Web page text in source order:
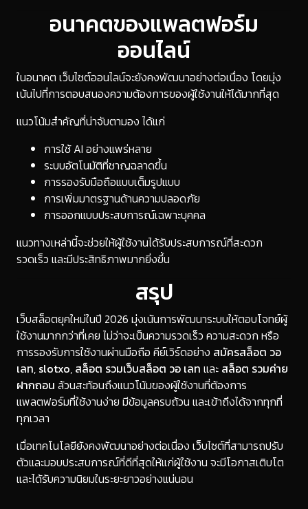
อนาคตของแพลตฟอร์ม
ออนไลน์
ในอนาคต เว็บไซต์ออนไลน์จะยังคงพัฒนาอย่างต่อเนื่อง โดยมุ่ง
เน้นไปที่การตอบสนองความต้องการของผู้ใช้งานให้ได้มากที่สุด
แนวโน้มสำคัญที่น่าจับตามอง ได้แก่
การใช้ AI อย่างแพร่หลาย
ระบบอัตโนมัติที่ชาญฉลาดขึ้น
การรองรับมือถือแบบเต็มรูปแบบ
การเพิ่มมาตรฐานด้านความปลอดภัย
การออกแบบประสบการณ์เฉพาะบุคคล
แนวทางเหล่านี้จะช่วยให้ผู้ใช้งานได้รับประสบการณ์ที่สะดวก
รวดเร็ว และมีประสิทธิภาพมากยิ่งขึ้น
สรุป
เว็บสล็อตยุคใหม่ในปี 2026 มุ่งเน้นการพัฒนาระบบให้ตอบโจทย์ผู้
ใช้งานมากกว่าที่เคย ไม่ว่าจะเป็นความรวดเร็ว ความสะดวก หรือ
การรองรับการใช้งานผ่านมือถือ คีย์เวิร์ดอย่าง สมัครสล็อต วอ
เลท, slotxo, สล็อต รวมเว็บสล็อต วอ เลท และ สล็อต รวมค่าย
ฝากถอน ล้วนสะท้อนถึงแนวโน้มของผู้ใช้งานที่ต้องการ
แพลตฟอร์มที่ใช้งานง่าย มีข้อมูลครบถ้วน และเข้าถึงได้จากทุกที่
ทุกเวลา
เมื่อเทคโนโลยียังคงพัฒนาอย่างต่อเนื่อง เว็บไซต์ที่สามารถปรับ
ตัวและมอบประสบการณ์ที่ดีที่สุดให้แก่ผู้ใช้งาน จะมีโอกาสเติบโต
และได้รับความนิยมในระยะยาวอย่างแน่นอน